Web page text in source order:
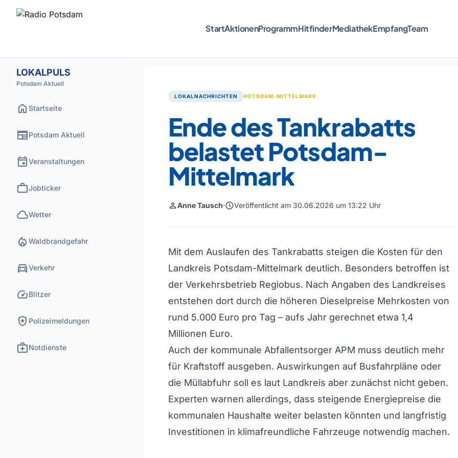
StartAktionenProgrammHitfinderMediathekEmpfangTeam
LOKALPULS
Potsdam Aktuell
home Startseite
newspaperPotsdam Aktuell
eventVeranstaltungen
workJobticker
cloudWetter
local_fire_department Waldbrandgefahr
directions_carVerkehr
speedBlitzer
local_police Polizeimeldungen
medical_servicesNotdienste
LOKALNACHRICHTEN POTSDAM-MITTELMARK
Ende des Tankrabatts
belastet Potsdam-
Mittelmark
personAnne Tausch scheduleVeröffentlicht am 30.06.2026 um 13:22 Uhr
Mit dem Auslaufen des Tankrabatts steigen die Kosten für den
Landkreis Potsdam-Mittelmark deutlich. Besonders betroffen ist
der Verkehrsbetrieb Regiobus. Nach Angaben des Landkreises
entstehen dort durch die höheren Dieselpreise Mehrkosten von
rund 5.000 Euro pro Tag – aufs Jahr gerechnet etwa 1,4
Millionen Euro.
Auch der kommunale Abfallentsorger APM muss deutlich mehr
für Kraftstoff ausgeben. Auswirkungen auf Busfahrpläne oder
die Müllabfuhr soll es laut Landkreis aber zunächst nicht geben.
Experten warnen allerdings, dass steigende Energiepreise die
kommunalen Haushalte weiter belasten könnten und langfristig
Investitionen in klimafreundliche Fahrzeuge notwendig machen.